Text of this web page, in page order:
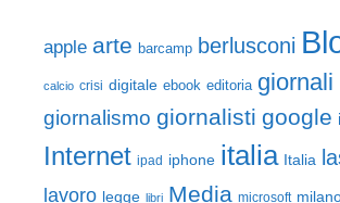
apple arte barcamp berlusconi
calcio crisi digitale ebook editoria giornali
giornalismo giornalisti google
Internet ipad iphone italia Italia
lavoro legge libri Media microsoft